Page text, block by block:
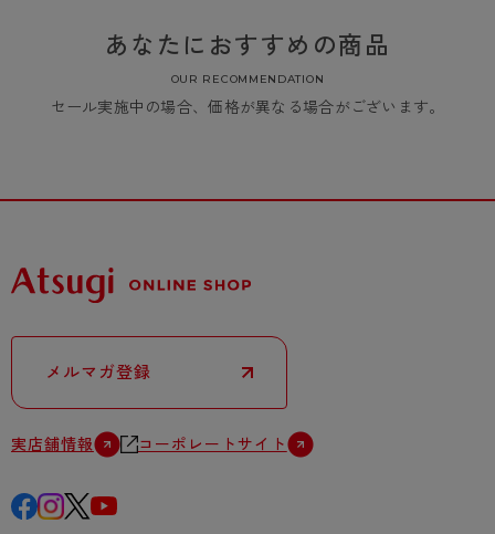
あなたにおすすめの商品
OUR RECOMMENDATION
セール実施中の場合、価格が異なる場合がございます。
メルマガ登録
実店舗情報 コーポレートサイト